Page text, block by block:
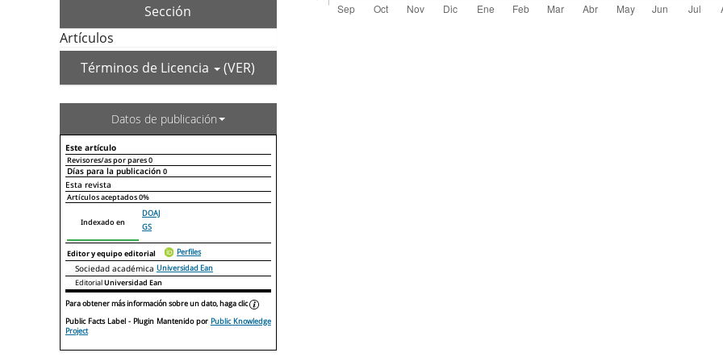
Sección
Artículos
Términos de Licencia
(VER)
Datos de publicación
Este artículo
Revisores/as por pares0
Días para la publicación 0
Declaraciones de autoría
Esta revista
Artículos aceptados0%
Indexado en
DOAJ
GS
Editor y equipo editorial Perfiles
Sociedad académica Universidad Ean
EditorialUniversidad Ean
Para obtener más información sobre un dato, haga clic
Public Facts Label- Plugin Mantenido por Public Knowledge
Project